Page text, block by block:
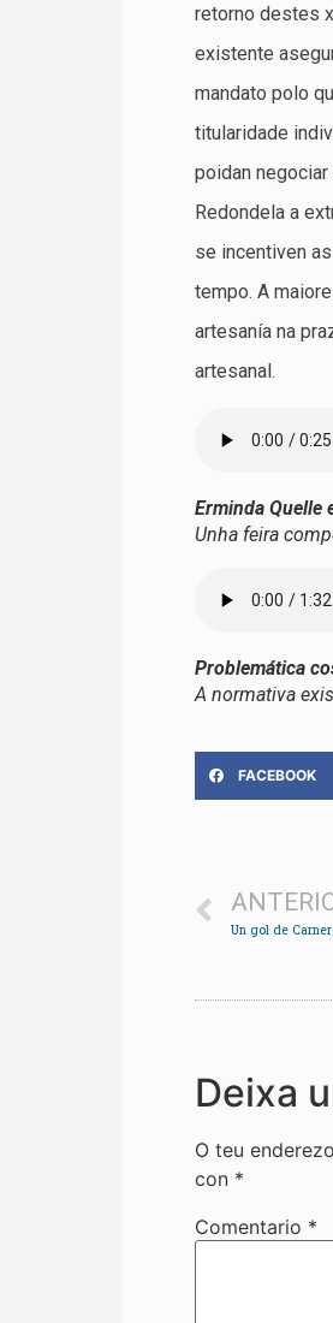
retorno destes
existente
mandato polo
titularidade
poidan
Redondela a
se incentiven
tempo. A
artesanía na
artesanal.
Erminda Quelle
Unha feira
Problemática
A normativa
FACEBOOK
Un gol de
Deixa
O teu
con *
Comentario *